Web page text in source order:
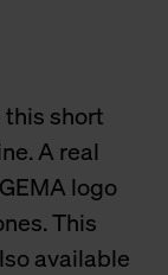
short
A real
logo
This
available